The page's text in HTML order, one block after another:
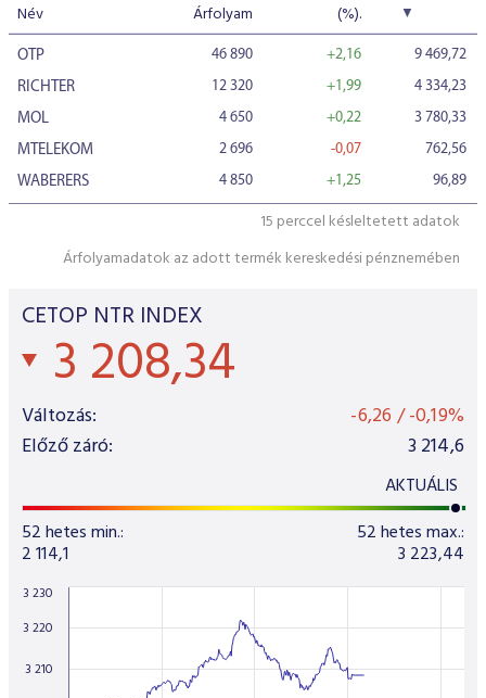
Név Árfolyam (%).
OTP 46 890 +2,16
9 469,72
RICHTER
12 320 +1,99
4 334,23
MOL
4 650 +0,22
3 780,33
MTELEKOM
2 696 -0,07
762,56
WABERERS
4 850 +1,25 96,89
15 perccel késleltetett adatok
Árfolyamadatok az adott termék kereskedési pénznemében
CETOP NTR INDEX
3 208,34
Változás: -6,26 /-0,19%
Előző záró:
3 214,6
AKTUÁLIS
52 hetes min.:
2 114,1
52 hetes max.:
3 223,44
3 210
3 220
3 230